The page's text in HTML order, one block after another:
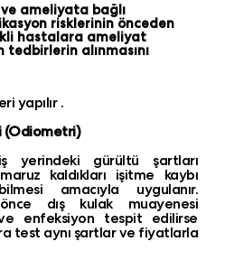
ameliyata bağlı
risklerinin önceden
hastalara ameliyat
alınmasını
yapılır .
(Odiometri)
yerindeki gürültü şartları
maruz kaldıkları işitme kaybı
amacıyla uygulanır.
dış kulak muayenesi
enfeksiyon tespit edilirse
test aynı şartlar ve fiyatlarla